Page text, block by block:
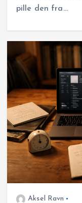
pille den fra…
Aksel Ravn